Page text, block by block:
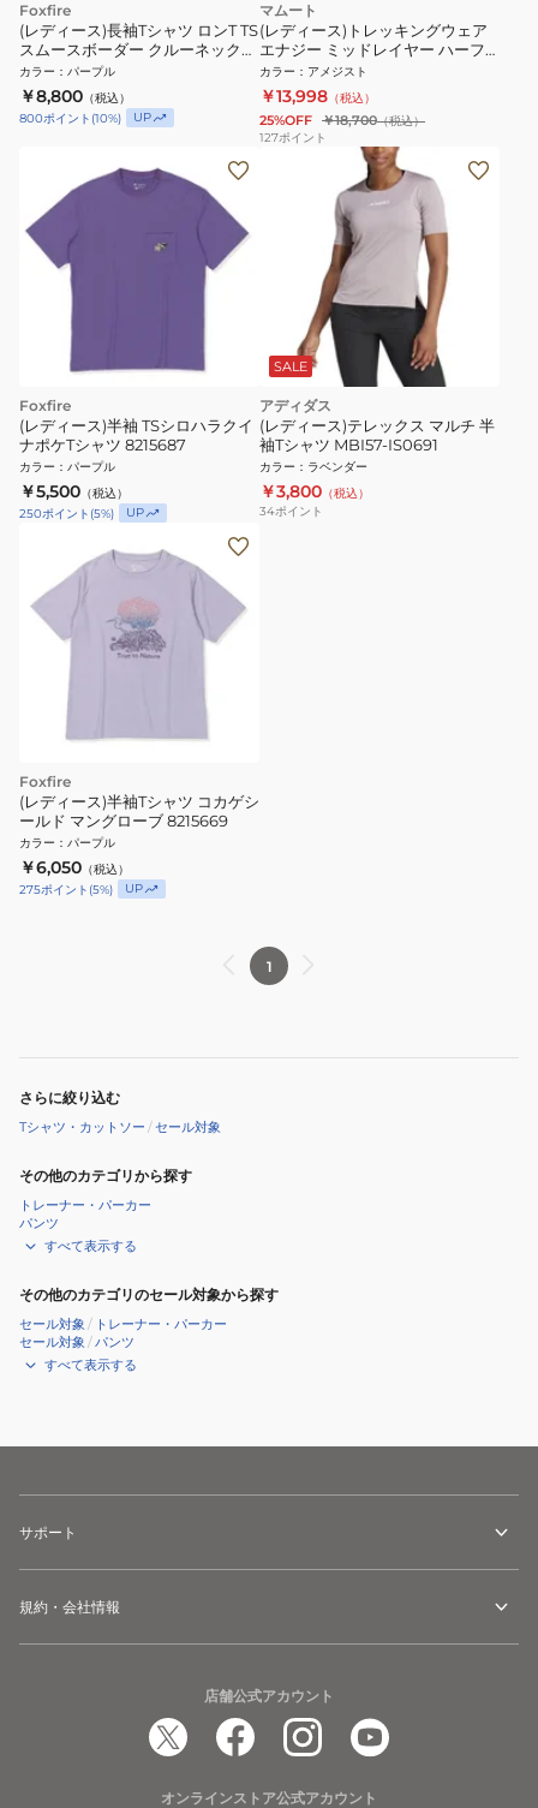
Foxfire
(レディース)長袖Tシャツ ロンT TS
スムースボーダー クルーネック
8215691
カラー ： パープル
￥8,800 （税込）
800ポイント (10%) UP
マムート
(レディース)トレッキングウェア
エナジー ミッドレイヤー ハーフ
ジップ プルオーバー 1016-01130-
6434
カラー ： アメジスト
￥13,998 （税込）
25%OFF ￥18,700（税込）
127ポイント
Foxfire
(レディース)半袖 TSシロハラクイ
ナポケTシャツ 8215687
カラー ： パープル
￥5,500 （税込）
250ポイント (5%) UP
SALE
アディダス
(レディース)テレックス マルチ 半
袖Tシャツ MBI57-IS0691
カラー ： ラベンダー
￥3,800 （税込）
34ポイント
Foxfire
(レディース)半袖Tシャツ コカゲシ
ールド マングローブ 8215669
カラー ： パープル
￥6,050 （税込）
275ポイント (5%) UP
1
さらに絞り込む
Tシャツ・カットソー /セール対象
その他のカテゴリから探す
トレーナー・パーカー
パンツ
すべて表示する
その他のカテゴリのセール対象から探す
セール対象 / トレーナー・パーカー
セール対象 /パンツ
すべて表示する
サポート
規約・会社情報
店舗公式アカウント
オンラインストア公式アカウント